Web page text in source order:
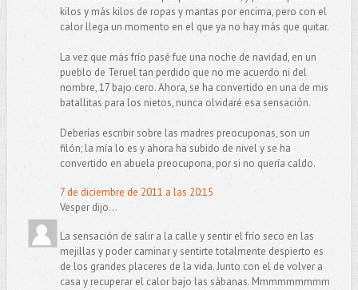
kilos y más kilos de ropas y mantas por encima, pero con el
calor llega un momento en el que ya no hay más que quitar.
La vez que más frío pasé fue una noche de navidad, en un
pueblo de Teruel tan perdido que no me acuerdo ni del
nombre, 17 bajo cero. Ahora, se ha convertido en una de mis
batallitas para los nietos, nunca olvidaré esa sensación.
Deberías escribir sobre las madres preocuponas, son un
filón; la mía lo es y ahora ha subido de nivel y se ha
convertido en abuela preocupona, por si no quería caldo.
7 de diciembre de 2011 a las 20:15
Vesper dijo...
La sensación de salir a la calle y sentir el frío seco en las
mejillas y poder caminar y sentirte totalmente despierto es
de los grandes placeres de la vida. Junto con el de volver a
casa y recuperar el calor bajo las sábanas. Mmmmmmmmm